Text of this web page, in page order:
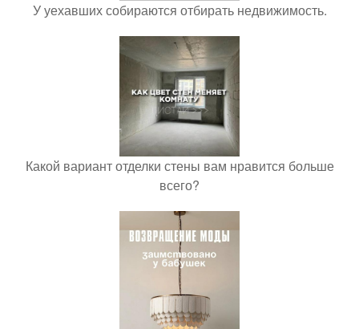
У уехавших собираются отбирать недвижимость.
Какой вариант отделки стены вам нравится больше
всего?